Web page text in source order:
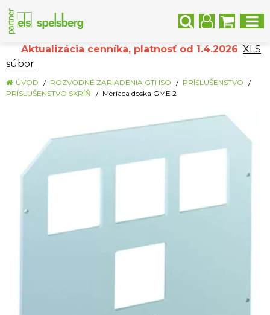
Aktualizácia cenníka, platnosť od 1.4.2026 XLS
súbor
ÚVOD ROZVODNÉ ZARIADENIA GTI ISO
PRÍSLUŠENSTVO
PRÍSLUŠENSTVO SKRÍŇ
Meriaca doska GME 2